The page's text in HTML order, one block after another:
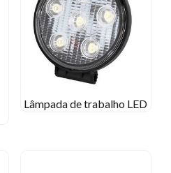
Lâmpada de trabalho LED